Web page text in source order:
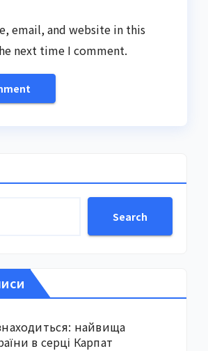
email, and website in this
next time I comment.
Search
найвища
в серці Карпат